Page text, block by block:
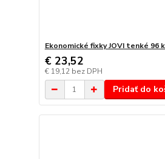
Ekonomické fixky JOVI tenké 96
€ 23,52
€ 19,12 bez DPH
Pridať do